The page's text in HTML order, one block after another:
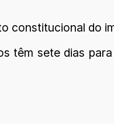
constitucional do
têm sete dias